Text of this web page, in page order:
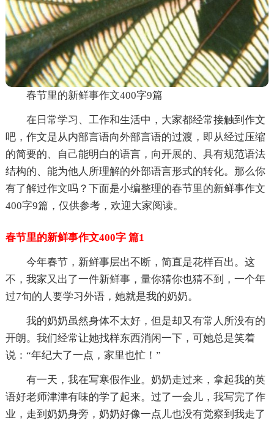
春节里的新鲜事作文400字9篇
在日常学习、工作和生活中，大家都经常接触到作文
吧，作文是从内部言语向外部言语的过渡，即从经过压缩
的简要的、自己能明白的语言，向开展的、具有规范语法
结构的、能为他人所理解的外部语言形式的转化。那么你
有了解过作文吗？下面是小编整理的春节里的新鲜事作文
400字9篇，仅供参考，欢迎大家阅读。
春节里的新鲜事作文400字 篇1
今年春节，新鲜事层出不断，简直是花样百出。这
不，我家又出了一件新鲜事，量你猜你也猜不到，一个年
过7旬的人要学习外语，她就是我的奶奶。
我的奶奶虽然身体不太好，但是却又有常人所没有的
开朗。我们经常让她找样东西消闲一下，可她总是笑着
说：“年纪大了一点，家里也忙！”
有一天，我在写寒假作业。奶奶走过来，拿起我的英
语好老师津津有味的学了起来。过了一会儿，我写完了作
业，走到奶奶身旁，奶奶好像一点儿也没有觉察到我走了